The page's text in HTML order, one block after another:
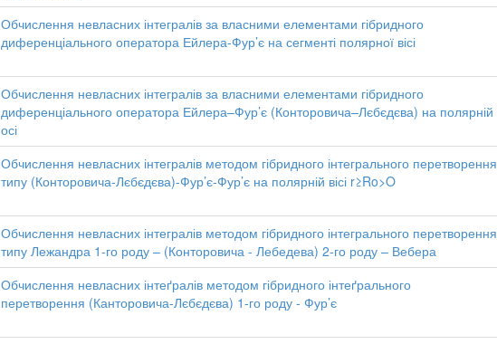
Обчислення невласних інтегралів за власними елементами гібридного
диференціального оператора Ейлера-Фур’є на сегменті полярної вісі
Обчислення невласних інтегралів за власними елементами гібридного
диференціального оператора Ейлера–Фур’є (Конторовича–Лєбєдєва) на полярній
осі
Обчислення невласних інтегралів методом гібридного інтегрального перетворення
типу (Конторовича-Лєбєдєва)-Фур’є-Фур’є на полярній вісі r≥Ro>O
Обчислення невласних інтегралів методом гібридного інтегрального перетворення
типу Лежандра 1-го роду – (Конторовича - Лебедева) 2-го роду – Вебера
Обчислення невласних інтеґралів методом гібридного інтеґрального
перетворення (Канторовича-Лєбєдєва) 1-го роду - Фур’є